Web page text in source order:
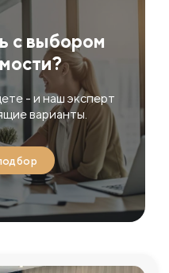
с выбором
- и наш эксперт
варианты.